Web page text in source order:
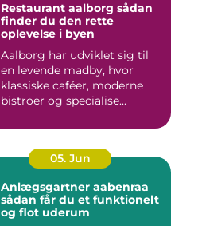
Restaurant aalborg sådan
finder du den rette
oplevelse i byen
Aalborg har udviklet sig til
en levende madby, hvor
klassiske caféer, moderne
bistroer og specialise...
05. Jun
Anlægsgartner aabenraa
sådan får du et funktionelt
og flot uderum